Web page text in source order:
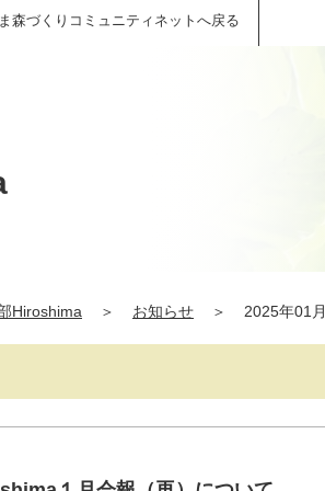
森づくりコミュニティネットへ戻る
Hiroshima ＞ お知らせ ＞ 2025年01月